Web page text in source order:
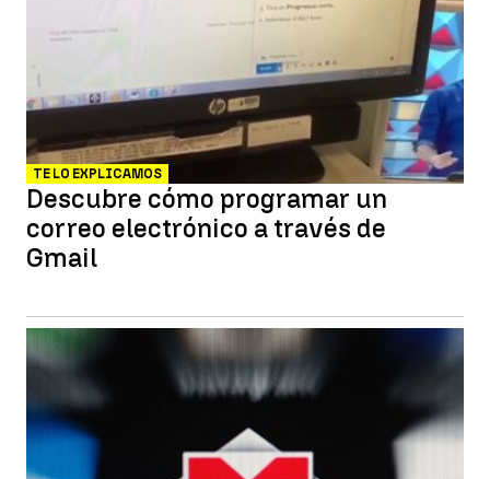
TE LO EXPLICAMOS
Descubre cómo programar un
correo electrónico a través de
Gmail